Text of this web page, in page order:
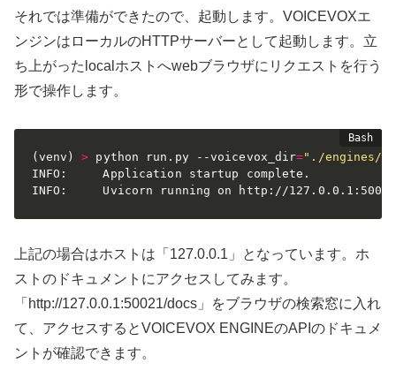
それでは準備ができたので、起動します。VOICEVOXエ
ンジンはローカルのHTTPサーバーとして起動します。立
ち上がったlocalホストへwebブラウザにリクエストを行う
形で操作します。
( venv ) > python run.py --voicevox_dir="./engines/
INFO:     Application startup complete.
INFO:     Uvicorn running on http://
上記の場合はホストは「127.0.0.1」となっています。ホ
ストのドキュメントにアクセスしてみます。
「http://127.0.0.1:50021/docs」をブラウザの検索窓に入れ
て、アクセスするとVOICEVOX ENGINEのAPIのドキュメ
ントが確認できます。